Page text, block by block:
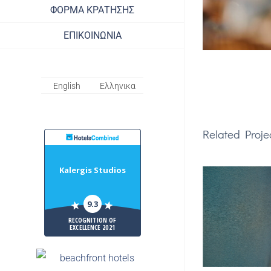
ΦΟΡΜΑ ΚΡΑΤΗΣΗΣ
ΕΠΙΚΟΙΝΩΝΙΑ
English Ελληνικα
HotelsCombiled
Kalergis Studios
9.3
RECOGNITION OF
EXCELLENCE 2021
Related